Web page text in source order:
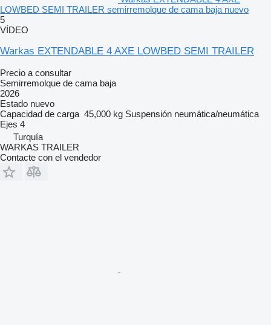
LOWBED SEMI TRAILER semirremolque de cama baja nuevo
5
VÍDEO
Warkas EXTENDABLE 4 AXE LOWBED SEMI TRAILER
Precio a consultar
Semirremolque de cama baja
2026
Estado nuevo
Capacidad de carga 45,000 kg Suspensión neumática/neumática
Ejes 4
Turquía
WARKAS TRAILER
Contacte con el vendedor